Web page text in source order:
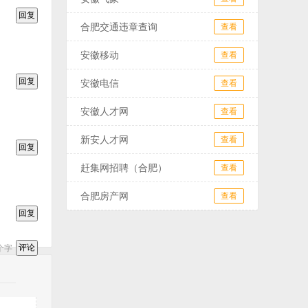
字
合肥交通违章查询 查看
安徽移动 查看
安徽电信 查看
安徽人才网 查看
新安人才网 查看
赶集网招聘（合肥） 查看
合肥房产网 查看